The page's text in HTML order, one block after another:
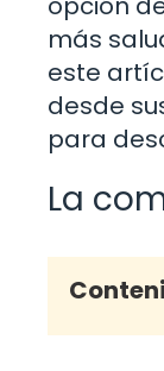
más
este
desde
para
La